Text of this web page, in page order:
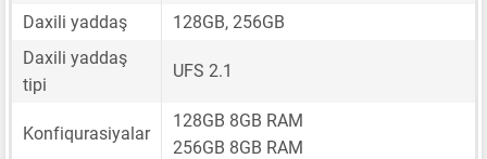
Daxili yaddaş
128GB, 256GB
Daxili yaddaş
tipi
UFS 2.1
Konfiqurasiyalar
128GB 8GB RAM
256GB 8GB RAM